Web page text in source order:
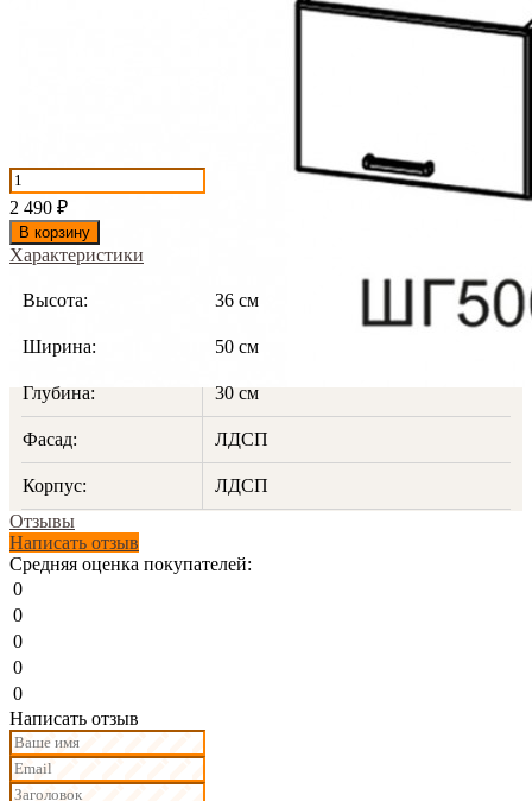
2 490 ₽
В корзину
Характеристики
Высота: 36 см
Ширина: 50 см
Глубина: 30 см
Фасад: ЛДСП
Корпус:
ЛДСП
Отзывы
Написать отзыв
Средняя оценка покупателей:
0
0
0
0
0
Написать отзыв